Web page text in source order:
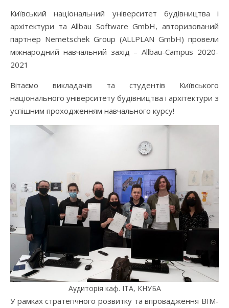
Київський національний університет будівництва і
архітектури та Allbau Software GmbH, авторизований
партнер Nemetschek Group (ALLPLAN GmbH) провели
міжнародний навчальний захід – Allbau-Campus 2020-
2021
Вітаємо викладачів та студентів Київського
національного університету будівництва і архітектури з
успішним проходженням навчального курсу!
Аудиторія каф. ІТА, КНУБА
У рамках стратегічного розвитку та впровадження ВІМ-